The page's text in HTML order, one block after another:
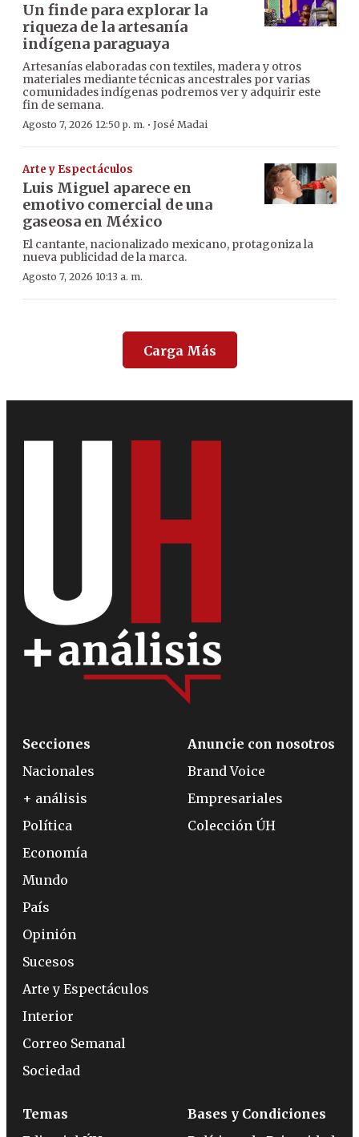
Un finde para explorar la
riqueza de la artesanía
indígena paraguaya
Artesanías elaboradas con textiles, madera y otros
materiales mediante técnicas ancestrales por varias
comunidades indígenas podremos ver y adquirir este
fin de semana.
Agosto 7, 2026 12:50 p. m. · José Madai
Arte y Espectáculos
Luis Miguel aparece en
emotivo comercial de una
gaseosa en México
El cantante, nacionalizado mexicano, protagoniza la
nueva publicidad de la marca.
Agosto 7, 2026 10:13 a. m.
Carga Más
Secciones
Nacionales
+ análisis
Política
Economía
Mundo
País
Opinión
Sucesos
Arte y Espectáculos
Interior
Correo Semanal
Sociedad
Anuncie con nosotros
Brand Voice
Empresariales
Colección ÚH
Temas
Bases y Condiciones